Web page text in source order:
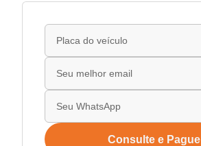
Consulte e Pague